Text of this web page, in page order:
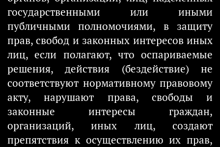
государственными или иными
публичными полномочиями, в защиту
прав, свобод и законных интересов иных
лиц, если полагают, что оспариваемые
решения, действия (бездействие) не
соответствуют нормативному правовому
акту, нарушают права, свободы и
законные интересы граждан,
организаций, иных лиц, создают
препятствия к осуществлению их прав,